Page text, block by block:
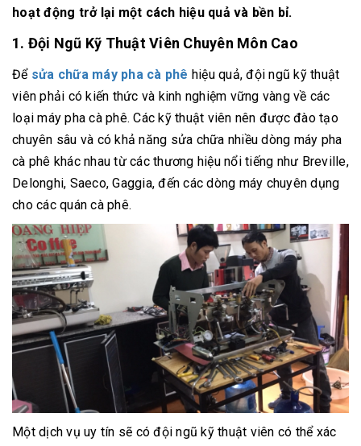
hoạt động trở lại một cách hiệu quả và bền bỉ.
1. Đội Ngũ Kỹ Thuật Viên Chuyên Môn Cao
Để sửa chữa máy pha cà phê hiệu quả, đội ngũ kỹ thuật
viên phải có kiến thức và kinh nghiệm vững vàng về các
loại máy pha cà phê. Các kỹ thuật viên nên được đào tạo
chuyên sâu và có khả năng sửa chữa nhiều dòng máy pha
cà phê khác nhau từ các thương hiệu nổi tiếng như Breville,
Delonghi, Saeco, Gaggia, đến các dòng máy chuyên dụng
cho các quán cà phê.
Một dịch vụ uy tín sẽ có đội ngũ kỹ thuật viên có thể xác